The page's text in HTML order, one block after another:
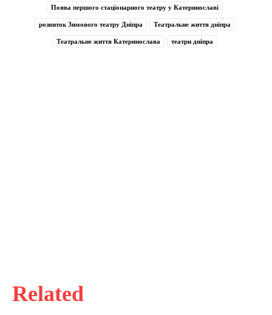
Related
Поява першого стаціонарного театру у Катеринославі
розвиток Зимового театру Дніпра Театральне життя дніпра
Театральне життя Катеринослава театри дніпра